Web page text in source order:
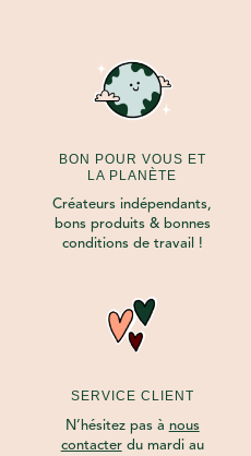
BON POUR VOUS ET
LA PLANÈTE
Créateurs indépendants,
bons produits & bonnes
conditions de travail !
SERVICE CLIENT
N’hésitez pas à nous
contacterdu mardi au